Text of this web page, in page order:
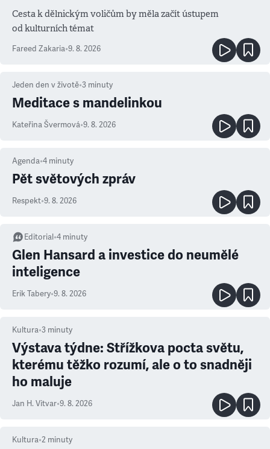
Cesta k dělnickým voličům by měla začít ústupem
od kulturních témat
Fareed Zakaria•9. 8. 2026
Jeden den v životě•3 minuty
Meditace s mandelinkou
Kateřina Švermová•9. 8. 2026
Agenda•4 minuty
Pět světových zpráv
Respekt•9. 8. 2026
Editorial •4 minuty
Glen Hansard a investice do neumělé
inteligence
Erik Tabery•9. 8. 2026
Kultura•3 minuty
Výstava týdne: Střížkova pocta světu,
kterému těžko rozumí, ale o to snadněji
ho maluje
Jan H. Vitvar•9. 8. 2026
Kultura•2 minuty